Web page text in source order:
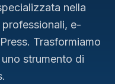
nella
e-
Trasformiamo
strumento di